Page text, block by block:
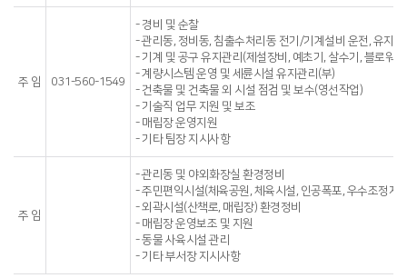
주 임 031-560-1549
- 경비 및 순찰
- 관리동, 정비동, 침출수처리동 전기/기계설비 운전, 유지관
- 기계 및 공구 유지관리(제설장비, 예초기, 살수기, 블로워,
- 계량시스템 운영 및 세륜시설 유지관리(부)
- 건축물 및 건축물 외 시설 점검 및 보수(영선작업)
- 기술직 업무 지원 및 보조
- 매립장 운영지원
- 기타 팀장 지시사항
주 임
- 관리동 및 야외화장실 환경정비
- 주민편익시설(체육공원, 체육시설, 인공폭포, 우수조정지)
- 외곽시설(산책로, 매립장) 환경정비
- 매립장 운영보조 및 지원
- 동물 사육시설 관리
- 기타 부서장 지시사항